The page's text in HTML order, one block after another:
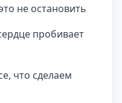
не остановить
пробивает
что сделаем